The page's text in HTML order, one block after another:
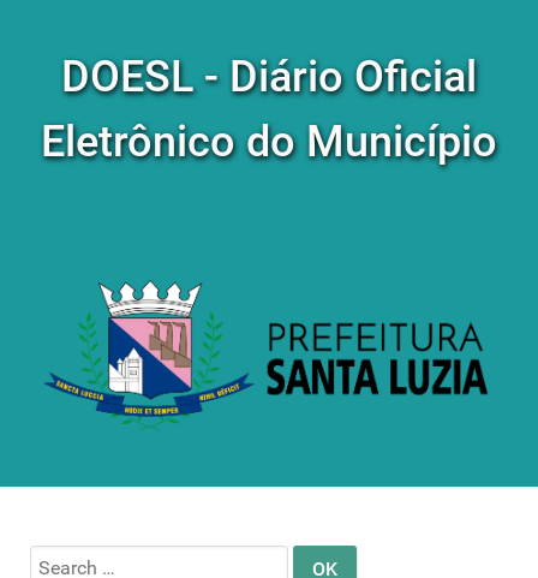
DOESL - Diário Oficial
Eletrônico do Município
Search